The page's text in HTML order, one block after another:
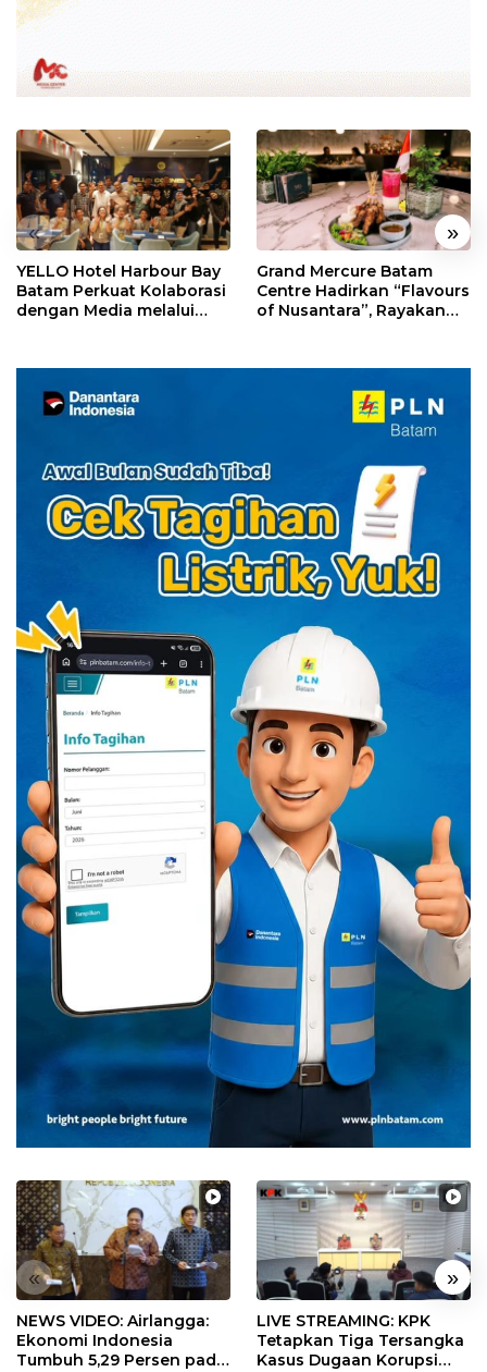
« »
YELLO Hotel Harbour Bay
Batam Perkuat Kolaborasi
dengan Media melalui
Grand Mercure Batam
Centre Hadirkan “Flavours
of Nusantara”, Rayakan
« »
NEWS VIDEO: Airlangga:
Ekonomi Indonesia
Tumbuh 5,29 Persen pada
LIVE STREAMING: KPK
Tetapkan Tiga Tersangka
Kasus Dugaan Korupsi